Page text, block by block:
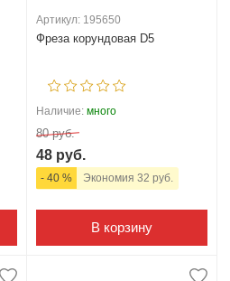
Артикул: 195650
Фреза корундовая D5
Наличие: много
80 руб.
48 руб.
- 40 % Экономия 32 руб.
В корзину